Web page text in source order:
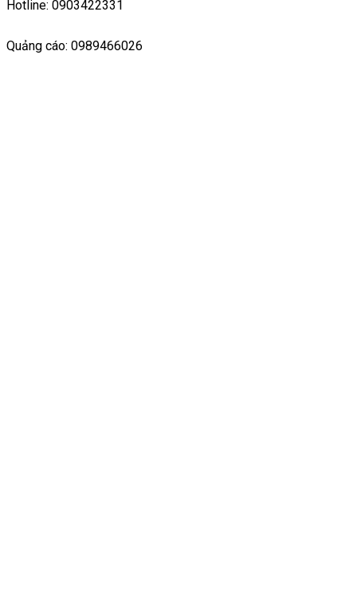
Hotline: 0903422331
Quảng cáo: 0989466026